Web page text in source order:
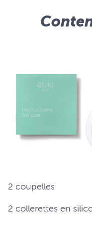
2 coupelles
2 collerettes en